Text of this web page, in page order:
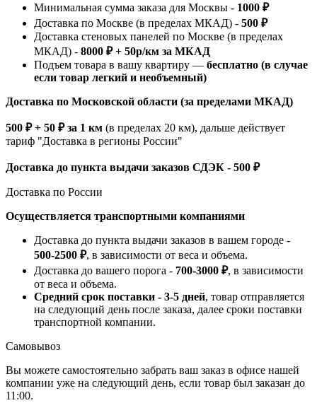
Минимальная сумма заказа для Москвы - 1000 ₽
Доставка по Москве (в пределах МКАД) - 500 ₽
Доставка стеновых панелей по Москве (в пределах
МКАД) - 8000 ₽ + 50р/км за МКАД
Подъем товара в вашу квартиру — бесплатно (в случае
если товар легкий и необъемный)
Доставка по Московской области (за пределами МКАД)
500 ₽ + 50 ₽ за 1 км (в пределах 20 км), дальше действует
тариф "Доставка в регионы России"
Доставка до пункта выдачи заказов СДЭК - 500 ₽
Доставка по России
Осуществляется транспортными компаниями
Доставка до пункта выдачи заказов в вашем городе -
500-2500 ₽, в зависимости от веса и объема.
Доставка до вашего порога - 700-3000 ₽, в зависимости
от веса и объема.
Средний срок поставки - 3-5 дней, товар отправляется
на следующий день после заказа, далее сроки поставки
транспортной компании.
Самовывоз
Вы можете самостоятельно забрать ваш заказ в офисе нашей
компании уже на следующий день, если товар был заказан до
11:00.